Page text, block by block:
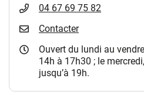
04 67 69 75 82
Contacter
Ouvert du lundi au
14h à 17h30 ; le
jusqu’à 19h.